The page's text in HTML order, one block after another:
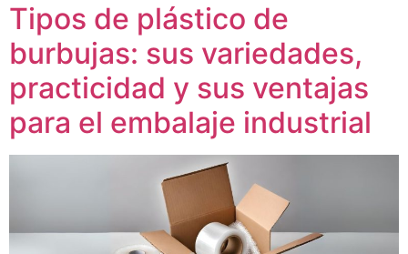
Tipos de plástico de
burbujas: sus variedades,
practicidad y sus ventajas
para el embalaje industrial